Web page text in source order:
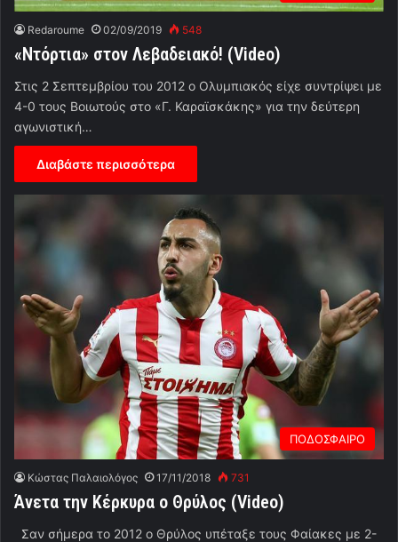
Redaroume 02/09/2019 548
«Ντόρτια» στον Λεβαδειακό! (Video)
Στις 2 Σεπτεμβρίου του 2012 ο Ολυμπιακός είχε συντρίψει με
4-0 τους Βοιωτούς στο «Γ. Καραϊσκάκης» για την δεύτερη
αγωνιστική…
Διαβάστε περισσότερα
ΠΟΔΟΣΦΑΙΡΟ
Κώστας Παλαιολόγος 17/11/2018 731
Άνετα την Κέρκυρα ο Θρύλος (Video)
Σαν σήμερα το 2012 ο Θρύλος υπέταξε τους Φαίακες με 2-